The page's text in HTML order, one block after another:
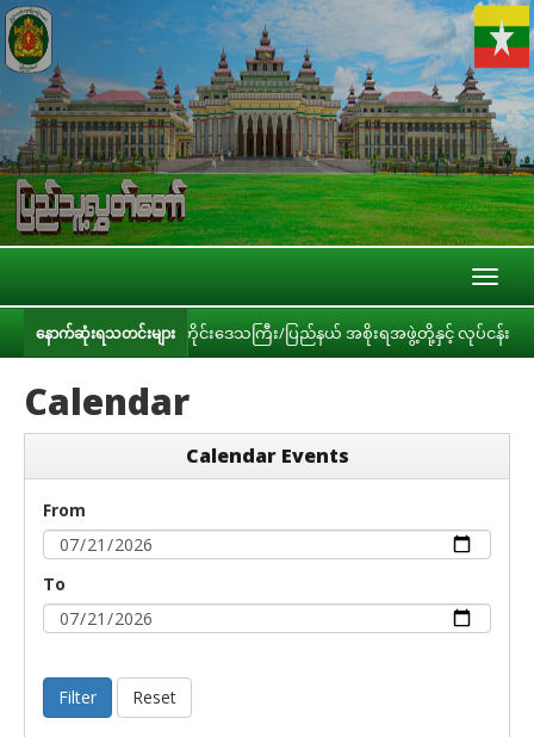
နောက်ဆုံးရသတင်းများ
ဝန်ကြီးဌာနများ၊ တိုင်းဒေသကြီး/ပြည်နယ် အစိုးရအဖွဲ့တို့နှင့် လုပ်ငန်းညှိနှိုင်း
Calendar
Calendar Events
From
To
Filter Reset